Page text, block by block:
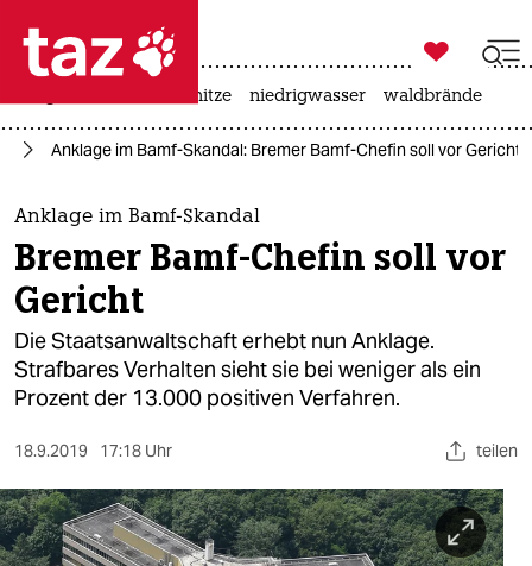
 taz zahl ich
taz zahl ich
themen
politik
öko
gesellschaft
sport
berlin

taz zahl ich
hitze niedrigwasser waldbrände
Anklage im Bamf-Skandal: Bremer Bamf-Chefin soll vor Gericht
Anklage im Bamf-Skandal
Bremer Bamf-Chefin soll vor
Gericht
Die Staatsanwaltschaft erhebt nun Anklage.
Strafbares Verhalten sieht sie bei weniger als ein
Prozent der 13.000 positiven Verfahren.
18.9.2019 17:18 Uhr teilen